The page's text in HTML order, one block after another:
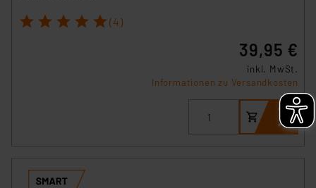
1 2 3 4 5 (4)
39,95 €
inkl. MwSt.
Informationen zu Versandkosten